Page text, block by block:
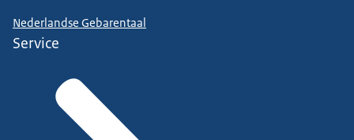
Nederlandse Gebarentaal
Service